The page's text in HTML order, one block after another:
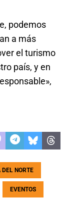
podemos
a más
el turismo
país, y en
NORTE
EVENTOS